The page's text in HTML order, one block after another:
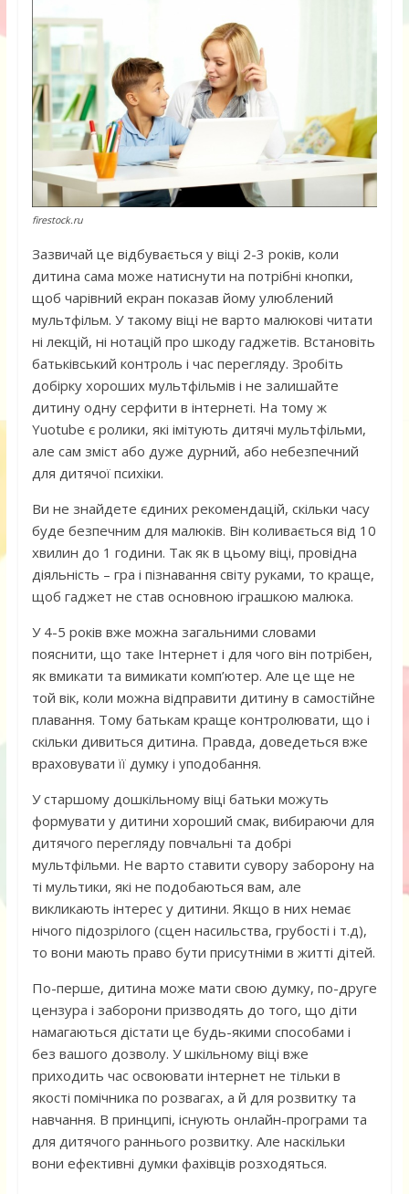
firestock.ru
Зазвичай це відбувається у віці 2-3 років, коли
дитина сама може натиснути на потрібні кнопки,
щоб чарівний екран показав йому улюблений
мультфільм. У такому віці не варто малюкові читати
ні лекцій, ні нотацій про шкоду гаджетів. Встановіть
батьківський контроль і час перегляду. Зробіть
добірку хороших мультфільмів і не залишайте
дитину одну серфити в інтернеті. На тому ж
Yuotube є ролики, які імітують дитячі мультфільми,
але сам зміст або дуже дурний, або небезпечний
для дитячої психіки.
Ви не знайдете єдиних рекомендацій, скільки часу
буде безпечним для малюків. Він коливається від 10
хвилин до 1 години. Так як в цьому віці, провідна
діяльність – гра і пізнавання світу руками, то краще,
щоб гаджет не став основною іграшкою малюка.
У 4-5 років вже можна загальними словами
пояснити, що таке Інтернет і для чого він потрібен,
як вмикати та вимикати комп’ютер. Але це ще не
той вік, коли можна відправити дитину в самостійне
плавання. Тому батькам краще контролювати, що і
скільки дивиться дитина. Правда, доведеться вже
враховувати її думку і уподобання.
У старшому дошкільному віці батьки можуть
формувати у дитини хороший смак, вибираючи для
дитячого перегляду повчальні та добрі
мультфільми. Не варто ставити сувору заборону на
ті мультики, які не подобаються вам, але
викликають інтерес у дитини. Якщо в них немає
нічого підозрілого (сцен насильства, грубості і т.д),
то вони мають право бути присутніми в житті дітей.
По-перше, дитина може мати свою думку, по-друге
цензура і заборони призводять до того, що діти
намагаються дістати це будь-якими способами і
без вашого дозволу. У шкільному віці вже
приходить час освоювати інтернет не тільки в
якості помічника по розвагах, а й для розвитку та
навчання. В принципі, існують онлайн-програми та
для дитячого раннього розвитку. Але наскільки
вони ефективні думки фахівців розходяться.